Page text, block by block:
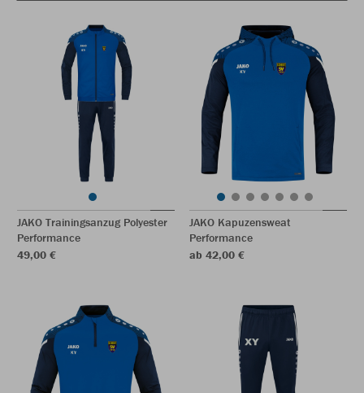
JAKO Trainingsanzug Polyester
Performance
49,00 €
JAKO Kapuzensweat
Performance
ab 42,00 €